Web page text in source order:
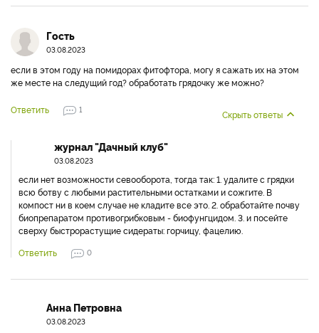
Гость
03.08.2023
если в этом году на помидорах фитофтора, могу я сажать их на этом
же месте на следущий год? обработать грядочку же можно?
Ответить 1 Скрыть ответы
журнал "Дачный клуб"
03.08.2023
если нет возможности севооборота, тогда так: 1. удалите с грядки
всю ботву с любыми растительными остатками и сожгите. В
компост ни в коем случае не кладите все это. 2. обработайте почву
биопрепаратом противогрибковым - биофунгцидом. 3. и посейте
сверху быстрорастущие сидераты: горчицу, фацелию.
Ответить
0
Анна Петровна
03.08.2023